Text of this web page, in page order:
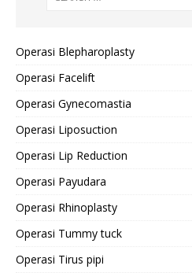
Operasi Blepharoplasty
Operasi Facelift
Operasi Gynecomastia
Operasi Liposuction
Operasi Lip Reduction
Operasi Payudara
Operasi Rhinoplasty
Operasi Tummy tuck
Operasi Tirus pipi